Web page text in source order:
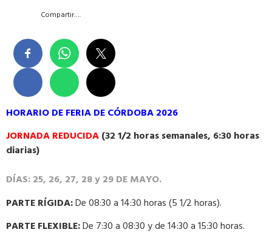
Compartir….
HORARIO DE FERIA DE CÓRDOBA 2026
JORNADA REDUCIDA(32 1/2 horas semanales, 6:30horas
diarias)
DÍAS: 25, 26, 27, 28 y 29 DE MAYO.
PARTE RÍGIDA:De 08:30 a 14:30 horas (5 1/2 horas).
PARTE FLEXIBLE:De 7:30 a 08:30 y de 14:30 a 15:30 horas.